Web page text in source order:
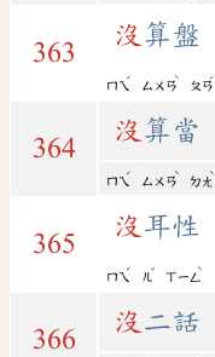
363
沒 算盤
ㄇㄟ
ˊ
ㄙㄨㄢ
ˋ
ㄆㄢ
ˊ
364
沒 算當
ㄇㄟ
ˊ
ㄙㄨㄢ
ˋ
ㄉㄤ
ˋ
365
沒 耳性
ㄇㄟ
ˊ
ㄦ
ˇ
ㄒㄧㄥ
ˋ
366
沒 二話